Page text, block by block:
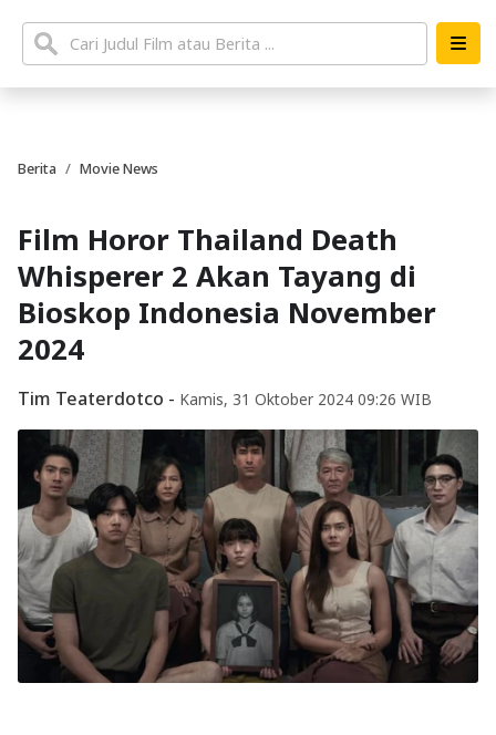
Berita Movie News
Film Horor Thailand Death
Whisperer 2 Akan Tayang di
Bioskop Indonesia November
2024
Tim Teaterdotco - Kamis, 31 Oktober 2024 09:26 WIB